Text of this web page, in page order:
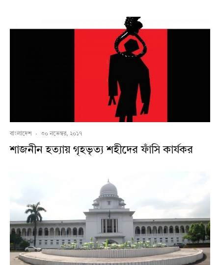
বাংলাদেশ · ৩০ নভেম্বর, ২০১৭
শাজনীন হত্যায় গৃহভৃত্য শহীদের ফাঁসি কার্যকর